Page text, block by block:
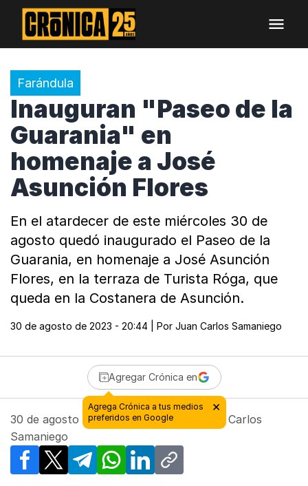
Farándula
Inauguran "Paseo de la
Guarania" en
homenaje a José
Asunción Flores
En el atardecer de este miércoles 30 de
agosto quedó inaugurado el Paseo de la
Guarania, en homenaje a José Asunción
Flores, en la terraza de Turista Róga, que
queda en la Costanera de Asunción.
30 de agosto de 2023 - 20:44 | Por Juan Carlos Samaniego
Agregar Crónica en
30 de agosto de 2023 - 20:44| Por
Juan Carlos
Samaniego
Facebook
X TelegramWhatsApp
LinkedInCopy link